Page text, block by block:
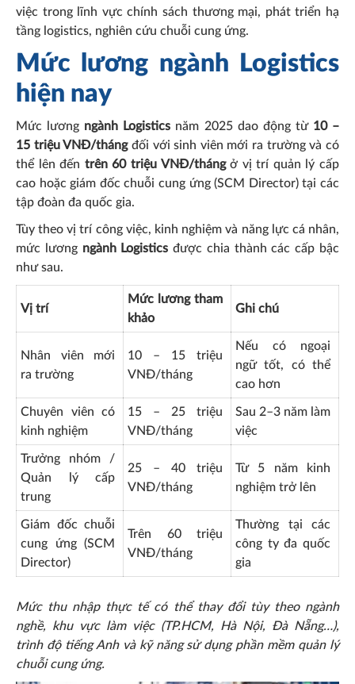
việc trong lĩnh vực chính sách thương mại, phát triển hạ
tầng logistics, nghiên cứu chuỗi cung ứng.
Mức lương ngành Logistics
hiện nay
Mức lương ngành Logistics năm 2025 dao động từ 10 –
15 triệu VNĐ/thángđối với sinh viên mới ra trường và có
thể lên đến trên 60 triệu VNĐ/thángở vị trí quản lý cấp
cao hoặc giám đốc chuỗi cung ứng (SCM Director) tại các
tập đoàn đa quốc gia.
Tùy theo vị trí công việc, kinh nghiệm và năng lực cá nhân,
mức lương ngành Logistics được chia thành các cấp bậc
như sau.
Vị trí
Mức lương tham
khảo
Ghi chú
Nhân viên mới
ra trường
10 – 15 triệu
VNĐ/tháng
Nếu có ngoại
ngữ tốt, có thể
cao hơn
Chuyên viên có
kinh nghiệm
15 – 25 triệu
VNĐ/tháng
Sau 2–3 năm làm
việc
Trưởng nhóm /
Quản lý cấp
trung
25 – 40 triệu
VNĐ/tháng
Từ 5 năm kinh
nghiệm trở lên
Giám đốc chuỗi
cung ứng (SCM
Director)
Trên 60 triệu
VNĐ/tháng
Thường tại các
công ty đa quốc
gia
Mức thu nhập thực tế có thể thay đổi tùy theo ngành
nghề, khu vực làm việc (TP.HCM, Hà Nội, Đà Nẵng…),
trình độ tiếng Anh và kỹ năng sử dụng phần mềm quản lý
chuỗi cung ứng.